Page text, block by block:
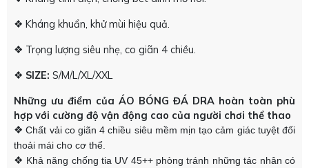
❖ Kháng khuẩn, khử mùi hiệu quả.
❖ Trọng lượng siêu nhẹ, co giãn 4 chiều.
❖ SIZE: S/M/L/XL/XXL
Những ưu điểm của ÁO BÓNG ĐÁ DRA hoàn toàn phù
hợp với cường độ vận động cao của người chơi thể thao
❖ Chất vải co giãn 4 chiều siêu mềm mịn tạo cảm giác tuyệt đối
thoải mái cho cơ thể.
❖ Khả năng chống tia UV 45++ phòng tránh những tác nhân có